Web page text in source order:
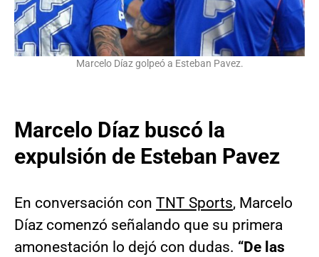
Marcelo Díaz golpeó a Esteban Pavez.
Marcelo Díaz buscó la
expulsión de Esteban Pavez
En conversación con TNT Sports, Marcelo
Díaz comenzó señalando que su primera
amonestación lo dejó con dudas. “De las